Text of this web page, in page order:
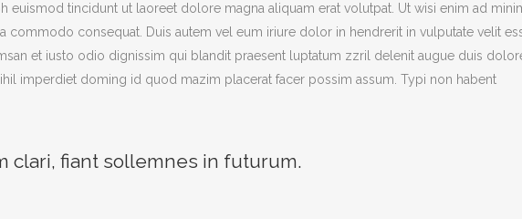
tincidunt ut laoreet dolore magna aliquam erat volutpat. Ut wisi enim ad
commodo consequat. Duis autem vel eum iriure dolor in hendrerit in vulputate velit
et iusto odio dignissim qui blandit praesent luptatum zzril delenit augue duis
imperdiet doming id quod mazim placerat facer possim assum. Typi non habent
clari, fiant sollemnes in futurum.